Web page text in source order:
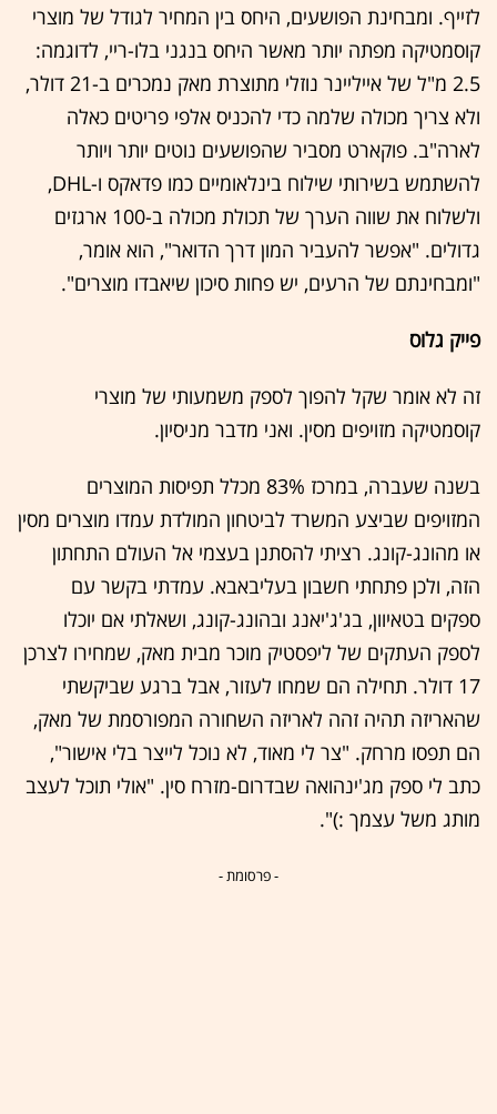
לזייף. ומבחינת הפושעים, היחס בין המחיר לגודל של מוצרי
קוסמטיקה מפתה יותר מאשר היחס בנגני בלו-ריי, לדוגמה:
2.5 מ"ל של אייליינר נוזלי מתוצרת מאק נמכרים ב-21 דולר,
ולא צריך מכולה שלמה כדי להכניס אלפי פריטים כאלה
לארה"ב. פוקארט מסביר שהפושעים נוטים יותר ויותר
להשתמש בשירותי שילוח בינלאומיים כמו פדאקס ו-DHL,
ולשלוח את שווה הערך של תכולת מכולה ב-100 ארגזים
גדולים. "אפשר להעביר המון דרך הדואר", הוא אומר,
"ומבחינתם של הרעים, יש פחות סיכון שיאבדו מוצרים".
פייק גלוס
זה לא אומר שקל להפוך לספק משמעותי של מוצרי
קוסמטיקה מזויפים מסין. ואני מדבר מניסיון.
בשנה שעברה, במרכז 83% מכלל תפיסות המוצרים
המזויפים שביצע המשרד לביטחון המולדת עמדו מוצרים מסין
או מהונג-קונג. רציתי להסתנן בעצמי אל העולם התחתון
הזה, ולכן פתחתי חשבון בעליבאבא. עמדתי בקשר עם
ספקים בטאיוון, בג'ג'יאנג ובהונג-קונג, ושאלתי אם יוכלו
לספק העתקים של ליפסטיק מוכר מבית מאק, שמחירו לצרכן
17 דולר. תחילה הם שמחו לעזור, אבל ברגע שביקשתי
שהאריזה תהיה זהה לאריזה השחורה המפורסמת של מאק,
הם תפסו מרחק. "צר לי מאוד, לא נוכל לייצר בלי אישור",
כתב לי ספק מג'ינהואה שבדרום-מזרח סין. "אולי תוכל לעצב
מותג משל עצמך :)".
- פרסומת -